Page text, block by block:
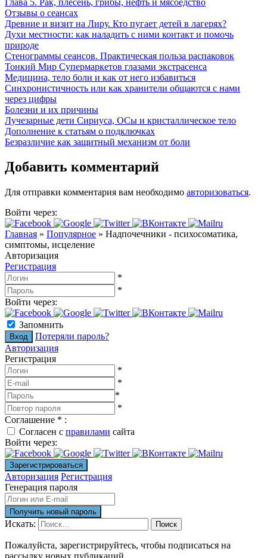
Отзывы о сеансах
Древние и визит на Лиру. Кто пугает детей в лагерях?
Духи местности: как наладить с ними контакт и помочь
природе
Стенограммы сеансов. Практическая польза распаковок
Тонкий Мир Супермаркетов глазами экстрасенса
Медицина, тело боли и как от него избавиться
Синхронистичность или как хранители общаются с нами
через цифры
Болезни и их причины
Лучезарные дети Сириуса, ОСы и кристаллическое тело
Дополнение к статьям о подключках
Безразличие как защитный механизм от боли
Добавить комментарий
Для отправки комментария вам необходимо авторизоваться.
Войти через:
Главная » Популярное » Надпочечники - психосоматика,
симптомы, исцеление
Авторизация
Регистрация
*
*
Войти через:
Запомнить
Потеряли пароль?
Авторизация
Регистрация
*
*
*
*
Соглашение * :
Согласен с правилами сайта
Войти через:
Авторизация Регистрация
Генерация пароля
Искать: Поиск
Пожалуйста, зарегистрируйтесь, чтобы подписаться на